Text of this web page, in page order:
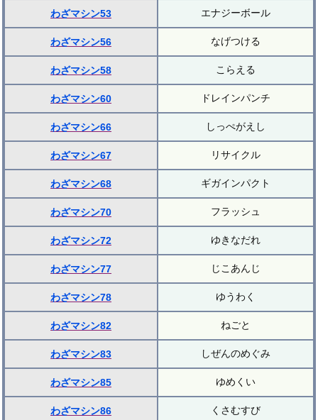
わざマシン53 エナジーボール
わざマシン56 なげつける
わざマシン58 こらえる
わざマシン60 ドレインパンチ
わざマシン66 しっぺがえし
わざマシン67 リサイクル
わざマシン68 ギガインパクト
わざマシン70 フラッシュ
わざマシン72 ゆきなだれ
わざマシン77 じこあんじ
わざマシン78 ゆうわく
わざマシン82 ねごと
わざマシン83 しぜんのめぐみ
わざマシン85 ゆめくい
わざマシン86 くさむすび